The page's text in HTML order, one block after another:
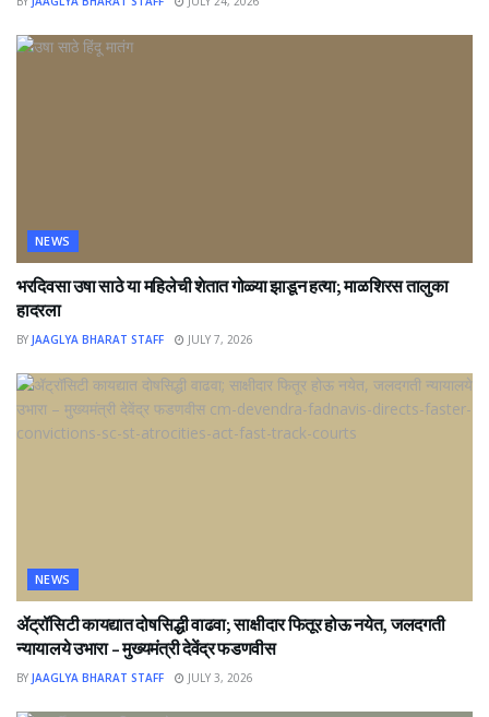
NEWS
भरदिवसा उषा साठे या महिलेची शेतात गोळ्या झाडून हत्या; माळशिरस तालुका
हादरला
BY JAAGLYA BHARAT STAFF JULY 7, 2026
NEWS
ॲट्रॉसिटी कायद्यात दोषसिद्धी वाढवा; साक्षीदार फितूर होऊ नयेत, जलदगती
न्यायालये उभारा – मुख्यमंत्री देवेंद्र फडणवीस
BY JAAGLYA BHARAT STAFF JULY 3, 2026